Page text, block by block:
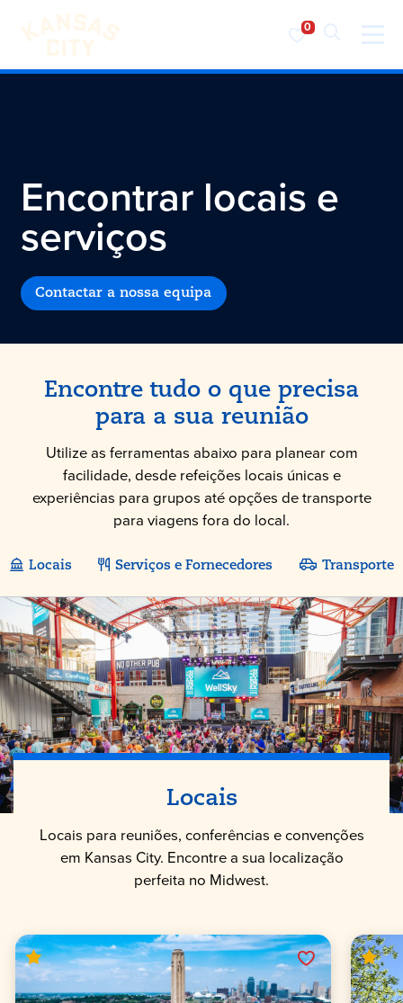
Visite o KC
Encontrar locais e
serviços
Contactar a nossa equipa
Encontre tudo o que precisa
para a sua reunião
Utilize as ferramentas abaixo para planear com
facilidade, desde refeições locais únicas e
experiências para grupos até opções de transporte
para viagens fora do local.
Locais Serviços e Fornecedores Transporte
Locais
Locais para reuniões, conferências e convenções
em Kansas City. Encontre a sua localização
perfeita no Midwest.